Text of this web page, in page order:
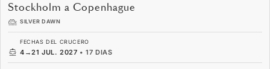
Stockholm a Copenhague
SILVER DAWN
FECHAS DEL CRUCERO
4 →21 JUL. 2027 •17 DIAS